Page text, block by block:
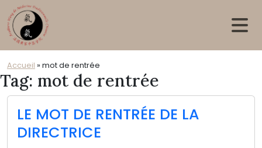
Skip to main content
Accueil » mot de rentrée
Tag: mot de rentrée
LE MOT DE RENTRÉE DE LA
DIRECTRICE